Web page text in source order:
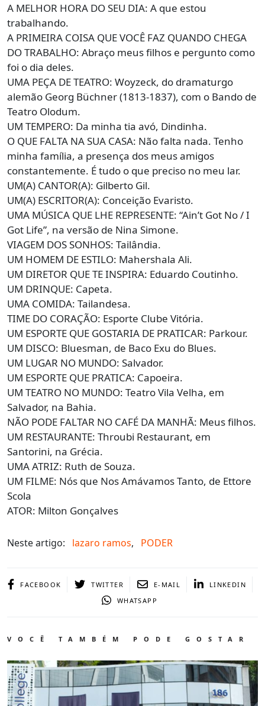
A MELHOR HORA DO SEU DIA: A que estou
trabalhando.
A PRIMEIRA COISA QUE VOCÊ FAZ QUANDO CHEGA
DO TRABALHO: Abraço meus filhos e pergunto como
foi o dia deles.
UMA PEÇA DE TEATRO: Woyzeck, do dramaturgo
alemão Georg Büchner (1813-1837), com o Bando de
Teatro Olodum.
UM TEMPERO: Da minha tia avó, Dindinha.
O QUE FALTA NA SUA CASA: Não falta nada. Tenho
minha família, a presença dos meus amigos
constantemente. É tudo o que preciso no meu lar.
UM(A) CANTOR(A): Gilberto Gil.
UM(A) ESCRITOR(A): Conceição Evaristo.
UMA MÚSICA QUE LHE REPRESENTE: “Ain’t Got No / I
Got Life”, na versão de Nina Simone.
VIAGEM DOS SONHOS: Tailândia.
UM HOMEM DE ESTILO: Mahershala Ali.
UM DIRETOR QUE TE INSPIRA: Eduardo Coutinho.
UM DRINQUE: Capeta.
UMA COMIDA: Tailandesa.
TIME DO CORAÇÃO: Esporte Clube Vitória.
UM ESPORTE QUE GOSTARIA DE PRATICAR: Parkour.
UM DISCO: Bluesman, de Baco Exu do Blues.
UM LUGAR NO MUNDO: Salvador.
UM ESPORTE QUE PRATICA: Capoeira.
UM TEATRO NO MUNDO: Teatro Vila Velha, em
Salvador, na Bahia.
NÃO PODE FALTAR NO CAFÉ DA MANHÃ: Meus filhos.
UM RESTAURANTE: Throubi Restaurant, em
Santorini, na Grécia.
UMA ATRIZ: Ruth de Souza.
UM FILME: Nós que Nos Amávamos Tanto, de Ettore
Scola
ATOR: Milton Gonçalves
Neste artigo: lazaro ramos, PODER
FACEBOOK TWITTER E-MAIL
LINKEDIN
WHATSAPP
VOCÊ TAMBÉM PODE GOSTAR